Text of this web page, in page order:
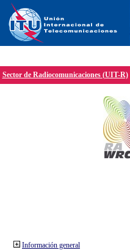
Sector de Radiocomunicaciones (UIT-R)
Información general